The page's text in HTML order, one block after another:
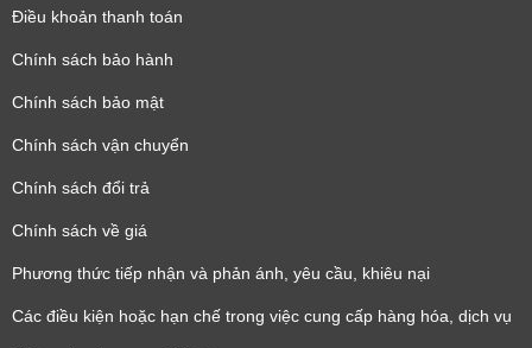
Điều khoản thanh toán
Chính sách bảo hành
Chính sách bảo mật
Chính sách vận chuyển
Chính sách đổi trả
Chính sách về giá
Phương thức tiếp nhận và phản ánh, yêu cầu, khiêu nại
Các điều kiện hoặc hạn chế trong việc cung cấp hàng hóa, dịch vụ